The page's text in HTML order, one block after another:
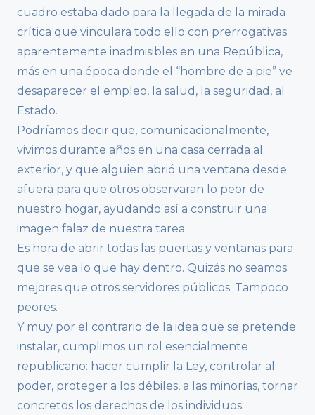
cuadro estaba dado para la llegada de la mirada
crítica que vinculara todo ello con prerrogativas
aparentemente inadmisibles en una República,
más en una época donde el “hombre de a pie” ve
desaparecer el empleo, la salud, la seguridad, al
Estado.
Podríamos decir que, comunicacionalmente,
vivimos durante años en una casa cerrada al
exterior, y que alguien abrió una ventana desde
afuera para que otros observaran lo peor de
nuestro hogar, ayudando así a construir una
imagen falaz de nuestra tarea.
Es hora de abrir todas las puertas y ventanas para
que se vea lo que hay dentro. Quizás no seamos
mejores que otros servidores públicos. Tampoco
peores.
Y muy por el contrario de la idea que se pretende
instalar, cumplimos un rol esencialmente
republicano: hacer cumplir la Ley, controlar al
poder, proteger a los débiles, a las minorías, tornar
concretos los derechos de los individuos.